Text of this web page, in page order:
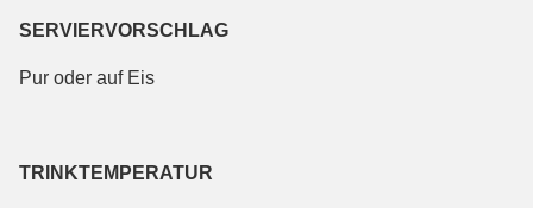
SERVIERVORSCHLAG
Pur oder auf Eis
TRINKTEMPERATUR